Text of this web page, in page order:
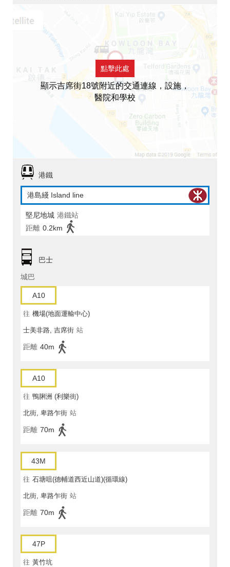
點擊此處
顯示吉席街18號附近的交通連線，設施，
醫院和學校
港鐵
港島綫 Island line
堅尼地城 港鐵站
距離 0.2km
巴士
城巴
A10
往 機場(地面運輸中心)
士美非路, 吉席街 站
距離 40m
A10
往 鴨脷洲 (利樂街)
北街, 卑路乍街 站
距離 70m
43M
往 石塘咀(德輔道西近山道)(循環線)
北街, 卑路乍街 站
距離 70m
47P
往 黃竹坑